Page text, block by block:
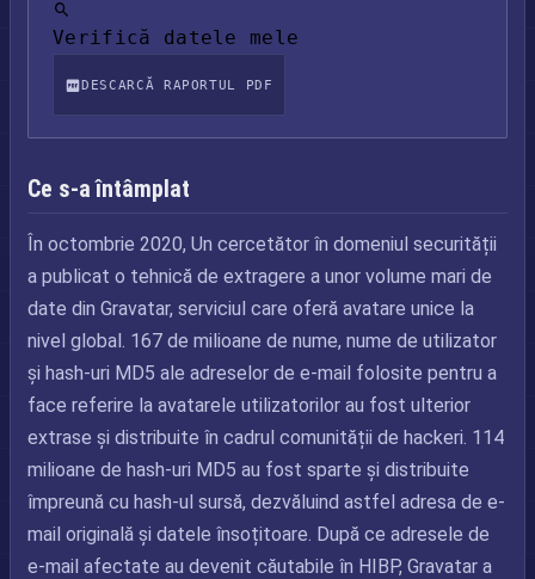
Verifică datele mele
DESCARCĂ RAPORTUL PDF
Ce s-a întâmplat
În octombrie 2020, Un cercetător în domeniul securității
a publicat o tehnică de extragere a unor volume mari de
date din Gravatar, serviciul care oferă avatare unice la
nivel global. 167 de milioane de nume, nume de utilizator
și hash-uri MD5 ale adreselor de e-mail folosite pentru a
face referire la avatarele utilizatorilor au fost ulterior
extrase și distribuite în cadrul comunității de hackeri. 114
milioane de hash-uri MD5 au fost sparte și distribuite
împreună cu hash-ul sursă, dezvăluind astfel adresa de e-
mail originală și datele însoțitoare. După ce adresele de
e-mail afectate au devenit căutabile în HIBP, Gravatar a